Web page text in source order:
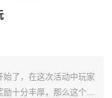
了，在这次活动中玩家
十分丰厚，那么这个挑